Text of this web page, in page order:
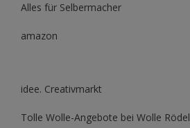
Alles für Selbermacher
amazon
idee. Creativmarkt
Tolle Wolle-Angebote bei Wolle Rödel